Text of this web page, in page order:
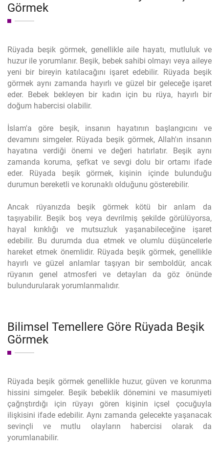
Görmek
Rüyada beşik görmek, genellikle aile hayatı, mutluluk ve
huzur ile yorumlanır. Beşik, bebek sahibi olmayı veya aileye
yeni bir bireyin katılacağını işaret edebilir. Rüyada beşik
görmek aynı zamanda hayırlı ve güzel bir geleceğe işaret
eder. Bebek bekleyen bir kadın için bu rüya, hayırlı bir
doğum habercisi olabilir.
İslam'a göre beşik, insanın hayatının başlangıcını ve
devamını simgeler. Rüyada beşik görmek, Allah'ın insanın
hayatına verdiği önemi ve değeri hatırlatır. Beşik aynı
zamanda koruma, şefkat ve sevgi dolu bir ortamı ifade
eder. Rüyada beşik görmek, kişinin içinde bulunduğu
durumun bereketli ve korunaklı olduğunu gösterebilir.
Ancak rüyanızda beşik görmek kötü bir anlam da
taşıyabilir. Beşik boş veya devrilmiş şekilde görülüyorsa,
hayal kırıklığı ve mutsuzluk yaşanabileceğine işaret
edebilir. Bu durumda dua etmek ve olumlu düşüncelerle
hareket etmek önemlidir. Rüyada beşik görmek, genellikle
hayırlı ve güzel anlamlar taşıyan bir semboldür, ancak
rüyanın genel atmosferi ve detayları da göz önünde
bulundurularak yorumlanmalıdır.
Bilimsel Temellere Göre Rüyada Beşik
Görmek
Rüyada beşik görmek genellikle huzur, güven ve korunma
hissini simgeler. Beşik bebeklik dönemini ve masumiyeti
çağrıştırdığı için rüyayı gören kişinin içsel çocuğuyla
ilişkisini ifade edebilir. Aynı zamanda gelecekte yaşanacak
sevinçli ve mutlu olayların habercisi olarak da
yorumlanabilir.